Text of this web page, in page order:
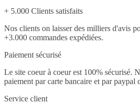
+ 5.000 Clients satisfaits
Nos clients on laisser des milliers d'avis
+3.000 commandes expédiées.
Paiement sécurisé
Le site coeur à coeur est 100% sécurisé.
paiement par carte bancaire et par paypal
Service client